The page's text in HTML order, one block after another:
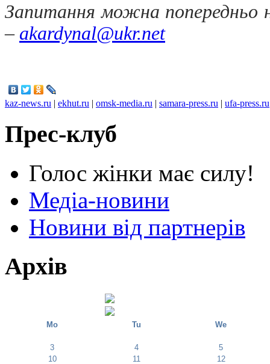
Запитання можна попередньо
– akardynal@ukr.net
kaz-news.ru | ekhut.ru | omsk-media.ru | samara-press.ru | ufa-press.ru
Прес-клуб
Голос жінки має силу!
Медіа-новини
Новини від партнерів
Архів
Mo Tu We
3 4
5
10
11
12